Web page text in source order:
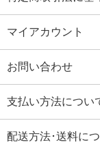
マイアカウント
お問い合わせ
支払い方法につい
配送方法･送料に